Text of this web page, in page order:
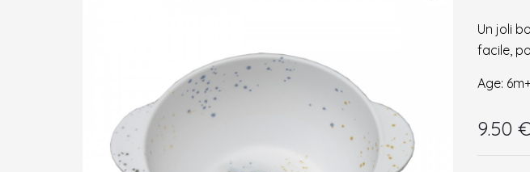
Un joli
facile,
Age:
9.50 €